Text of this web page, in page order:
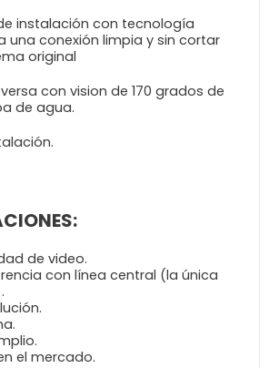
instalación con tecnología
una conexión limpia y sin cortar
original
con vision de 170 grados de
de agua.
de video.
con línea central (la única
el mercado.